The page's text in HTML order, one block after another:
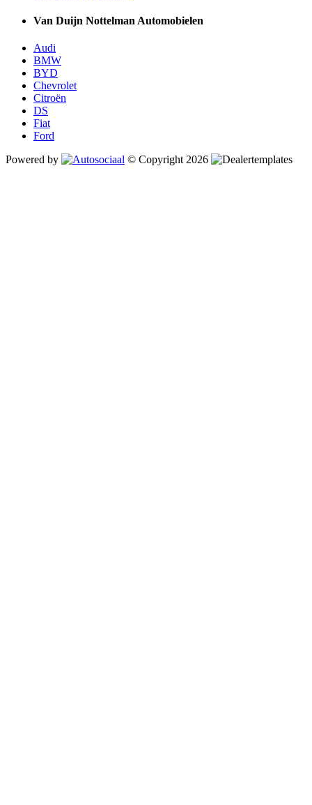
Van Duijn Nottelman Automobielen
Audi
BMW
BYD
Chevrolet
Citroën
DS
Fiat
Ford
Powered by
© Copyright 2026